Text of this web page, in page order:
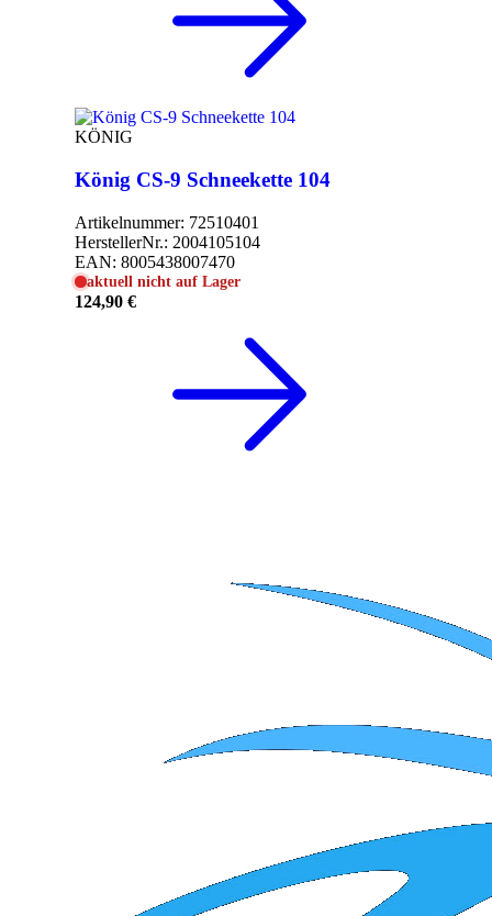
KÖNIG
König CS-9 Schneekette 104
Artikelnummer: 72510401
HerstellerNr.: 2004105104
EAN: 8005438007470
aktuell nicht auf Lager
124,90 €